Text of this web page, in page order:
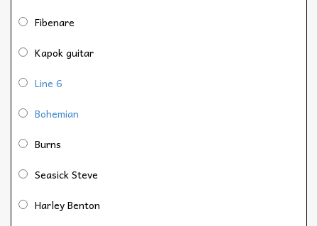
Fibenare
Kapok guitar
Line 6
Bohemian
Burns
Seasick Steve
Harley Benton